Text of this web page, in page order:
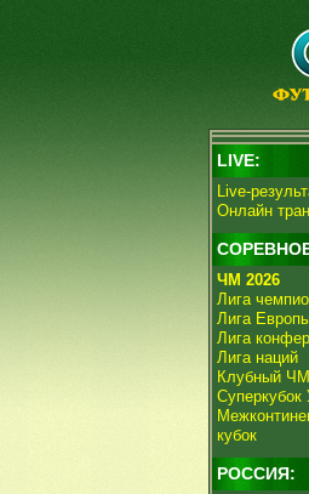
LIVE:
Live-
Онлайн
ЧМ 2026
Лига
Лига
Лига
Лига наций
Клубный ЧМ
кубок
РОССИЯ: